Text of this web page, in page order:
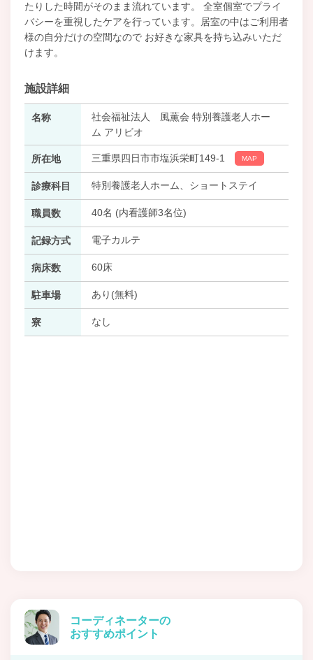
たりした時間がそのまま流れています。 全室個室でプライ
バシーを重視したケアを行っています。居室の中はご利用者
様の自分だけの空間なので お好きな家具を持ち込みいただ
けます。
施設詳細
名称
社会福祉法人 風薫会 特別養護老人ホー
ム アリビオ
所在地 三重県四日市市塩浜栄町149-1 MAP
診療科目 特別養護老人ホーム、ショートステイ
職員数 40名 (内看護師3名位)
記録方式 電子カルテ
病床数 60床
駐車場 あり(無料)
寮 なし
コーディネーターの
おすすめポイント